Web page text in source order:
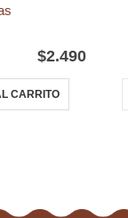
$2.490
CARRITO